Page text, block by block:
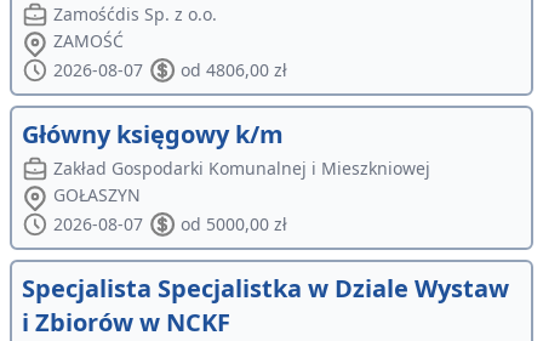
Zamośćdis Sp. z o.o.
ZAMOŚĆ
2026-08-07
od 4806,00 zł
Główny księgowy k/m
Zakład Gospodarki Komunalnej i Mieszkniowej
GOŁASZYN
2026-08-07
od 5000,00 zł
Specjalista Specjalistka w Dziale Wystaw
i Zbiorów w NCKF